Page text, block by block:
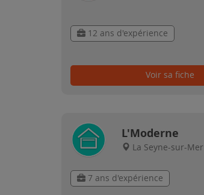
12 ans d'expérience
Voir sa fiche
L'Moderne
La Seyne-sur-Mer
7 ans d'expérience